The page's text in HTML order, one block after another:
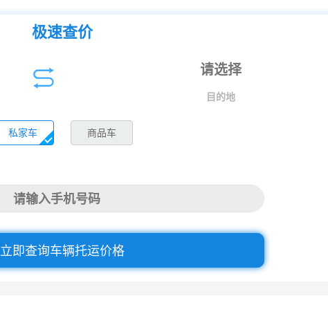
极速查价
目的地
私家车 商品车
立即查询车辆托运价格